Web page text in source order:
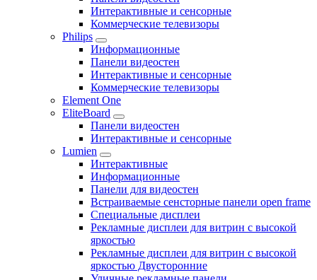
Интерактивные и сенсорные
Коммерческие телевизоры
Philips
Информационные
Панели видеостен
Интерактивные и сенсорные
Коммерческие телевизоры
Element One
EliteBoard
Панели видеостен
Интерактивные и сенсорные
Lumien
Интерактивные
Информационные
Панели для видеостен
Встраиваемые сенсторные панели open frame
Специальные дисплеи
Рекламные дисплеи для витрин с высокой
яркостью
Рекламные дисплеи для витрин с высокой
яркостью Двусторонние